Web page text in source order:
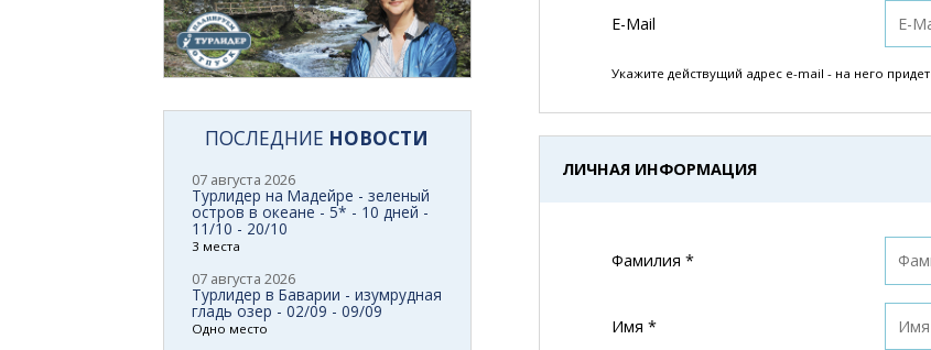
E-Mail
Укажите действущий адрес e-mail - на него придет
ЛИЧНАЯ ИНФОРМАЦИЯ
Фамилия *
Имя *
ПОСЛЕДНИЕ НОВОСТИ
07 августа 2026
Турлидер на Мадейре - зеленый
остров в океане - 5* - 10 дней -
11/10 - 20/10
3 места
07 августа 2026
Турлидер в Баварии - изумрудная
гладь озер - 02/09 - 09/09
Одно место